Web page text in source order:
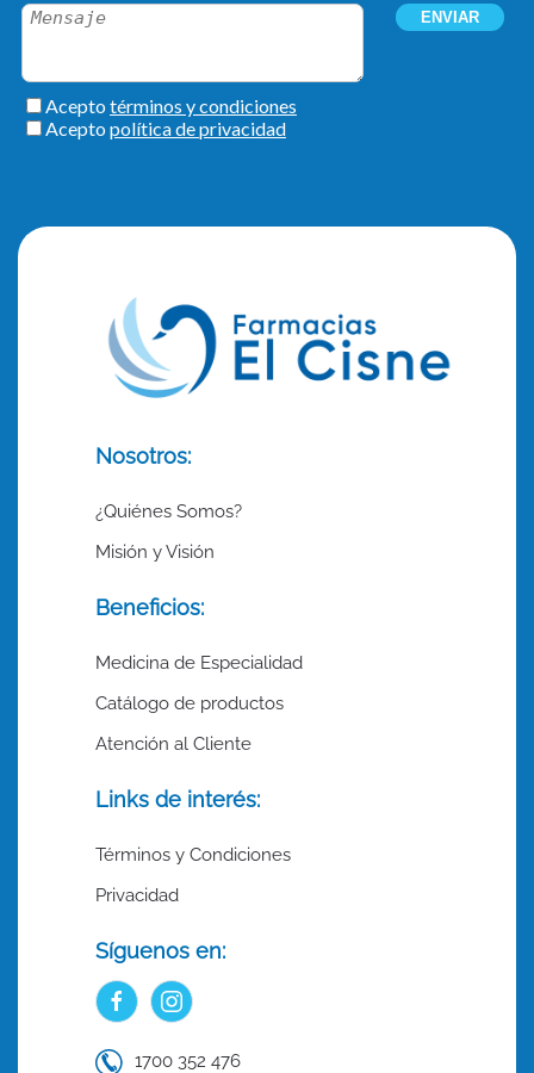
Nosotros:
¿Quiénes Somos?
Misión y Visión
Beneficios:
Medicina de Especialidad
Catálogo de productos
Atención al Cliente
Links de interés:
Términos y Condiciones
Privacidad
Síguenos en:
1700 352 476